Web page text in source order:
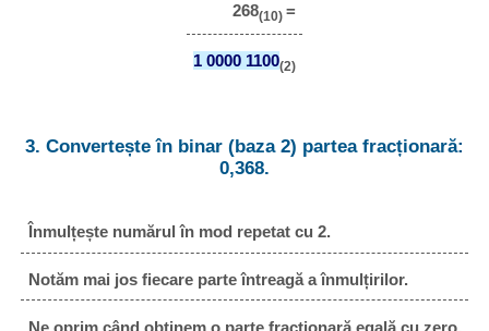
268(10) =
1 0000 1100(2)
3. Convertește în binar (baza 2) partea fracționară:
0,368.
Înmulțește numărul în mod repetat cu 2.
Notăm mai jos fiecare parte întreagă a înmulțirilor.
Ne oprim când obținem o parte fracționară egală cu zero.